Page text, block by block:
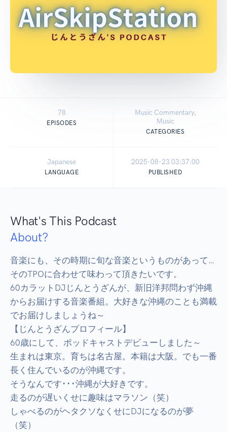
78
EPISODES
Music Commentary,
Music
CATEGORIES
Japanese
LANGUAGE
2025-08-23 03:37:00
PUBLISHED
What's This Podcast
About?
音楽にも、その時期に旬な音楽というものがあって…
そのTPOに合わせて味わって頂きたいです。
60カラットDJじんとうざんが、新旧洋邦問わず沖縄
からお届けする音楽番組。大好きな沖縄のことも満載
でお届けしましょうね～
【じんとうざんプロフィール】
60歳にして、ポッドキャストデビューしました～
生まれは東京。育ちは名古屋。本籍は大阪。でも一番
長く住んでいるのが沖縄です。
そうなんです･･･沖縄が大好きです。
走るのが遅いくせに趣味はマラソン（笑）
しゃべるのがヘタクソなくせにDJになるのが夢
（笑）